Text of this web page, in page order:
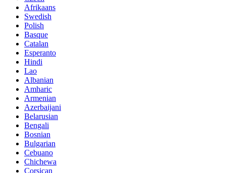
Afrikaans
Swedish
Polish
Basque
Catalan
Esperanto
Hindi
Lao
Albanian
Amharic
Armenian
Azerbaijani
Belarusian
Bengali
Bosnian
Bulgarian
Cebuano
Chichewa
Corsican